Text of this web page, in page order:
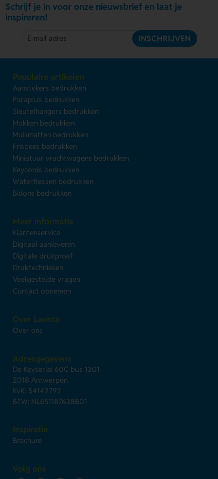
Schrijf je in voor onze nieuwsbrief en laat je
inspireren!
INSCHRIJVEN
Populaire artikelen
Aanstekers bedrukken
Paraplu's bedrukken
Sleutelhangers bedrukken
Mokken bedrukken
Muismatten bedrukken
Frisbees bedrukken
Miniatuur vrachtwagens bedrukken
Keycords bedrukken
Waterflessen bedrukken
Bidons bedrukken
Meer informatie
Klantenservice
Digitaal aanleveren
Digitale drukproef
Druktechnieken
Veelgestelde vragen
Contact opnemen
Over Lavista
Over ons
Adresgegevens
De Keyserlei 60C bus 1301
2018 Antwerpen
KvK: 54142792
BTW: NL851187638B01
Inspiratie
Brochure
Volg ons